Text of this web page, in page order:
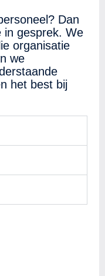
Dan
in gesprek. We
organisatie
we
het best bij